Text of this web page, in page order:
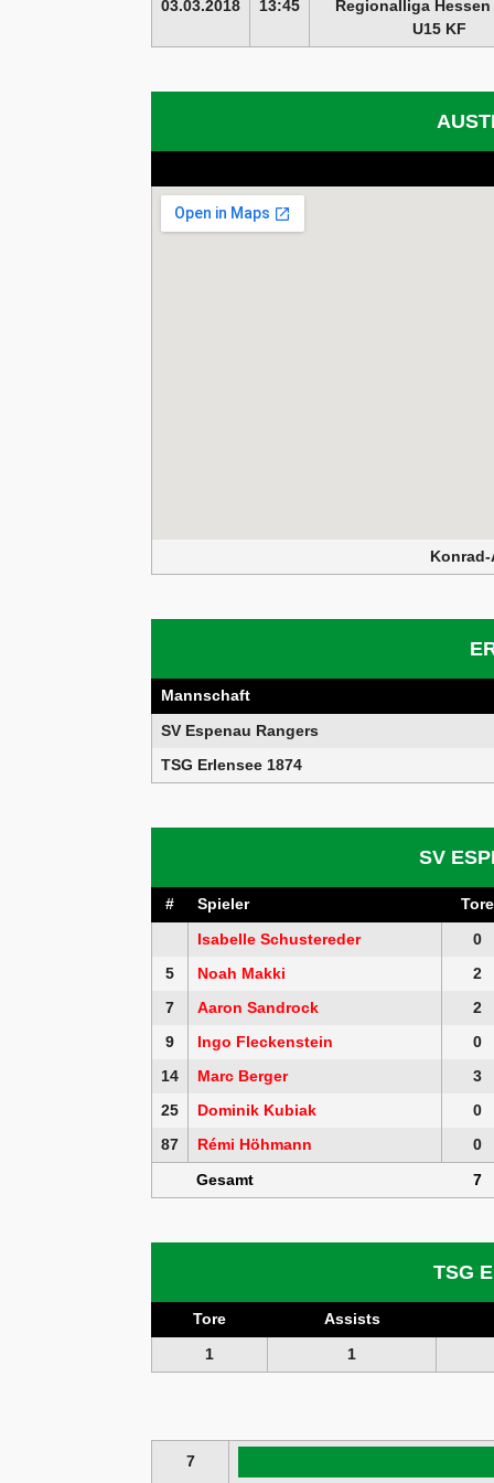
03.03.2018
13:45
Regionalliga Hessen
U15 KF
Mannschaft
SV Espenau Rangers
TSG Erlensee 1874
SV
# Spieler Tore
Isabelle Schustereder
0
5
Noah Makki 2
7
Aaron Sandrock 2
9
Ingo Fleckenstein 0
14
Marc Berger 3
25
Dominik Kubiak 0
87
Rémi Höhmann 0
Gesamt
7
TSG
Tore Assists
1
1
7